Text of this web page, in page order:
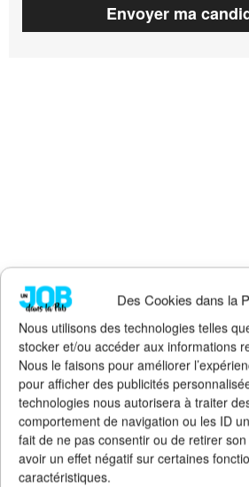
Des Cookies dans la
Nous utilisons des technologies telles
stocker et/ou accéder aux informations
Nous le faisons pour améliorer
pour afficher des publicités
technologies nous autorisera à traiter
comportement de navigation ou les ID
fait de ne pas consentir ou de retirer
avoir un effet négatif sur certaines
caractéristiques.